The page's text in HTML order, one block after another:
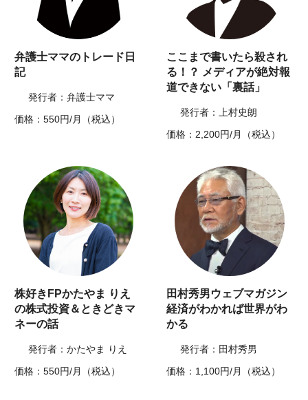
弁護士ママのトレード日
記
発行者：弁護士ママ
価格：550円/月（税込）
ここまで書いたら殺され
る！？ メディアが絶対報
道できない「裏話」
発行者：上村史朗
価格：2,200円/月（税込）
株好きFPかたやま りえ
の株式投資＆ときどきマ
ネーの話
発行者：かたやま りえ
価格：550円/月（税込）
田村秀男ウェブマガジン
経済がわかれば世界がわ
かる
発行者：田村秀男
価格：1,100円/月（税込）